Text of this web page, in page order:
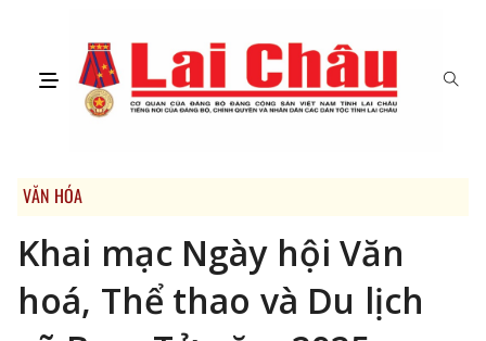
VĂN HÓA
Khai mạc Ngày hội Văn
hoá, Thể thao và Du lịch